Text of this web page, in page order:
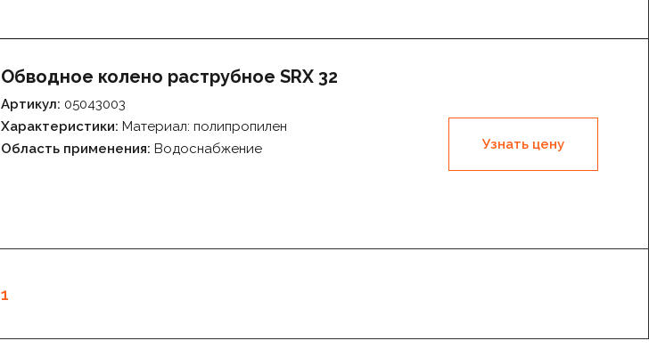
Обводное колено раструбное SRX 32
Артикул: 05043003
Характеристики: Материал: полипропилен
Область применения: Водоснабжение Узнать цену
1